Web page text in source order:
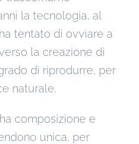
la tecnologia, al
tentato di ovviare a
la creazione di
di riprodurre, per
naturale.
composizione e
unica, per